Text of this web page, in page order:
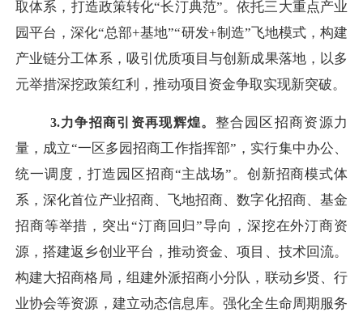
取体系，打造政策转化“长汀典范”。依托三大重点产业
园平台，深化“总部+基地”“研发+制造”飞地模式，构建
产业链分工体系，吸引优质项目与创新成果落地，以多
元举措深挖政策红利，推动项目资金争取实现新突破。
3.力争招商引资再现辉煌。 整合园区招商资源力
量，成立“一区多园招商工作指挥部”，实行集中办公、
统一调度，打造园区招商“主战场”。创新招商模式体
系，深化首位产业招商、飞地招商、数字化招商、基金
招商等举措，突出“汀商回归”导向，深挖在外汀商资
源，搭建返乡创业平台，推动资金、项目、技术回流。
构建大招商格局，组建外派招商小分队，联动乡贤、行
业协会等资源，建立动态信息库。强化全生命周期服务